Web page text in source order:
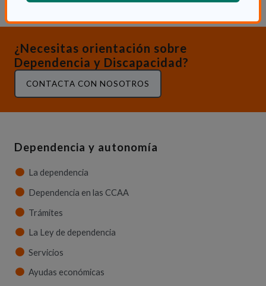
¿Necesitas orientación sobre
Dependencia y Discapacidad?
CONTACTA CON NOSOTROS
Dependencia y autonomía
La dependencia
Dependencia en las CCAA
Trámites
La Ley de dependencia
Servicios
Ayudas económicas